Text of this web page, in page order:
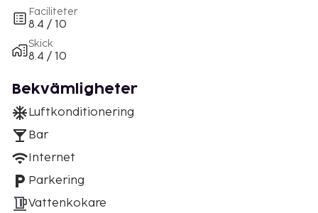
Faciliteter
8.4 / 10
Skick
8.4 / 10
Bekvämligheter
Luftkonditionering
Bar
Internet
Parkering
Vattenkokare